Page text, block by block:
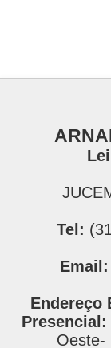
Tel:
Email:
Endereço
Presencial:
Oeste-